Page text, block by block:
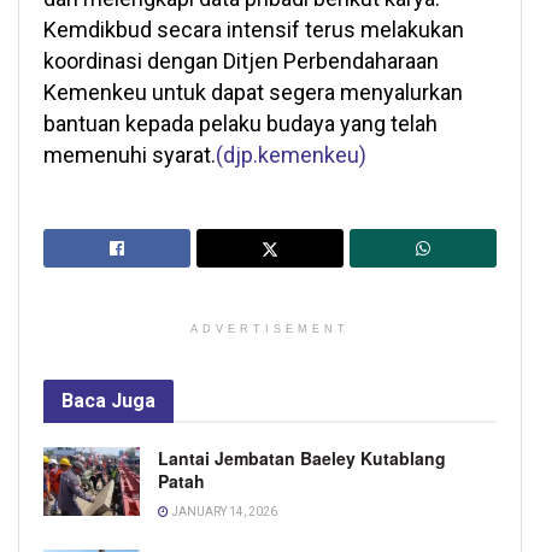
Kemdikbud secara intensif terus melakukan
koordinasi dengan Ditjen Perbendaharaan
Kemenkeu untuk dapat segera menyalurkan
bantuan kepada pelaku budaya yang telah
memenuhi syarat.(djp.kemenkeu)
ADVERTISEMENT
Baca Juga
Lantai Jembatan Baeley Kutablang
Patah
JANUARY 14, 2026